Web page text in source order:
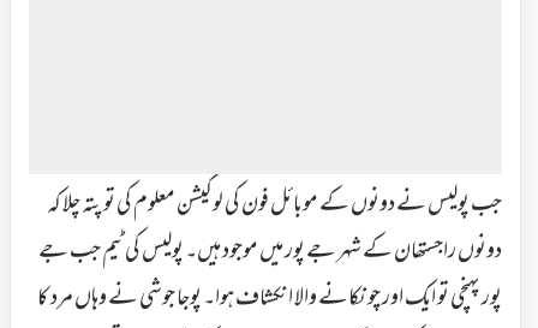
جب پولیس نے دونوں کے موبائل فون کی لوکیشن معلوم کی تو پتہ چلا کہ
دونوں راجستھان کے شہر جے پور میں موجود ہیں۔ پولیس کی ٹیم جب جے
پور پہنچی تو ایک اور چونکانے والا انکشاف ہوا۔ پوجا جوشی نے وہاں مرد کا